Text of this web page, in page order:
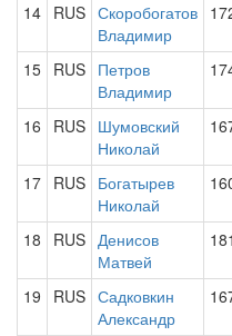
14 RUS Скоробогатов
Владимир
15 RUS Петров
Владимир
16 RUS Шумовский
Николай
17 RUS Богатырев
Николай
18 RUS Денисов
Матвей
19 RUS Садковкин
Александр